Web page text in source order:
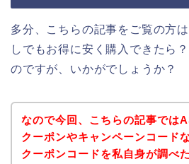
多分、こちらの記事をご覧の方
しでもお得に安く購入できたら
のですが、いかがでしょうか？
なので今回、こちらの記事では
クーポンやキャンペーンコード
クーポンコードを私自身が調べ